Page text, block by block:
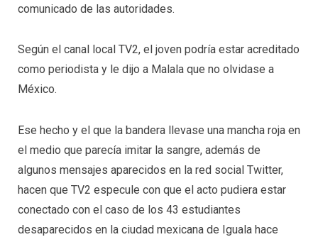
comunicado de las autoridades.
Según el canal local TV2, el joven podría estar acreditado
como periodista y le dijo a Malala que no olvidase a
México.
Ese hecho y el que la bandera llevase una mancha roja en
el medio que parecía imitar la sangre, además de
algunos mensajes aparecidos en la red social Twitter,
hacen que TV2 especule con que el acto pudiera estar
conectado con el caso de los 43 estudiantes
desaparecidos en la ciudad mexicana de Iguala hace